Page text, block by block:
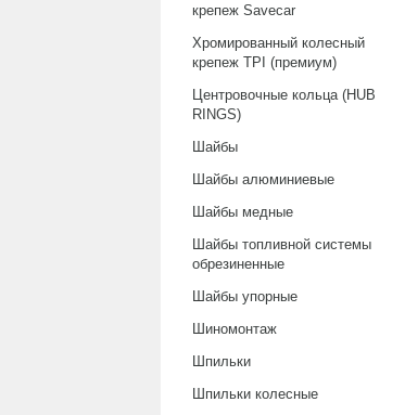
крепеж Savecar
Хромированный колесный
крепеж TPI (премиум)
Центровочные кольца (HUB
RINGS)
Шайбы
Шайбы алюминиевые
Шайбы медные
Шайбы топливной системы
обрезиненные
Шайбы упорные
Шиномонтаж
Шпильки
Шпильки колесные